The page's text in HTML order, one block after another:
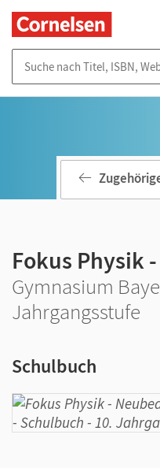
Fokus Physik
Gymnasium
Jahrgangsstufe
Schulbuch